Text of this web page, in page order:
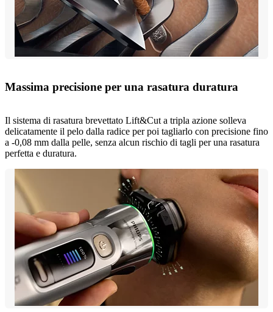
Massima precisione per una rasatura duratura
Il sistema di rasatura brevettato Lift&Cut a tripla azione solleva
delicatamente il pelo dalla radice per poi tagliarlo con precisione fino
a -0,08 mm dalla pelle, senza alcun rischio di tagli per una rasatura
perfetta e duratura.